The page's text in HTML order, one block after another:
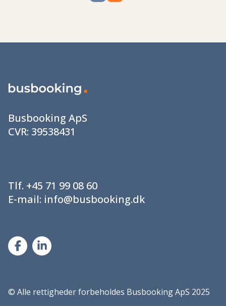
Busbooking ApS
CVR: 39538431
Tlf. +45 71 99 08 60
E-mail: info@busbooking.dk
© Alle rettigheder forbeholdes Busbooking ApS 2025